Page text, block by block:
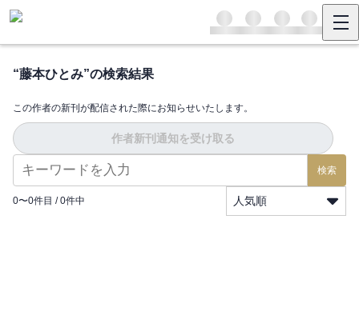
“藤本ひとみ”の検索結果
この作者の新刊が配信された際にお知らせいたします。
作者新刊通知を受け取る
検索
0〜0件目 / 0件中 人気順